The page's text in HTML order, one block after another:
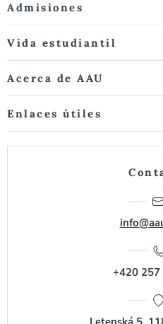
Admisiones
Vida estudiantil
Acerca de AAU
Enlaces útiles
+420